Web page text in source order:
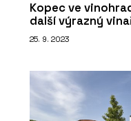
Kopec ve
další výrazný
25. 9. 2023